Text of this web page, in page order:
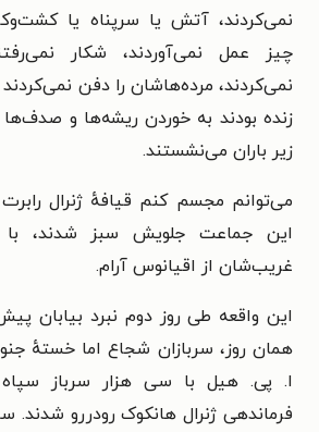
نمی‌کردند، آتش یا سرپناه یا
چیز عمل نمی‌آوردند، شکار
نمی‌کردند، مرده‌هاشان را دفن
زنده بودند به خوردن ریشه‌ها و صدف‌ها
زیر باران می‌نشستند.
می‌توانم مجسم کنم قیافهٔ ژنرال
این جماعت جلویش سبز شدند،
غریب‌شان از اقیانوس آرام.
این واقعه طی روز دوم نبرد بیابان
همان روز، سربازان شجاع اما خستهٔ
ا. پی. هیل با سی هزار سرباز
فرماندهی ژنرال هانکوک رودررو شدند.